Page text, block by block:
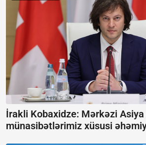
İrakli Kobaxidze: Mərkəzi
münasibətlərimiz xüsusi